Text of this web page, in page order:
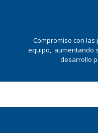
Compromiso con
equipo, aumentando
desarrollo